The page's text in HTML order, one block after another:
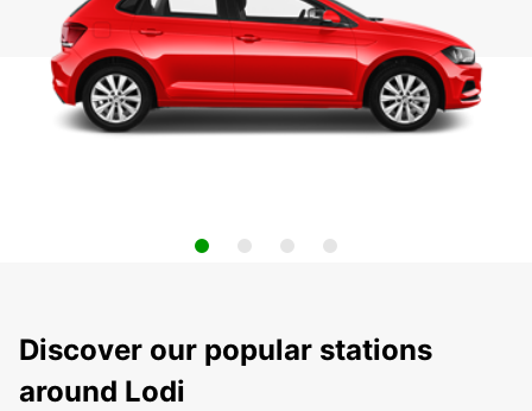
Discover our popular stations
around Lodi